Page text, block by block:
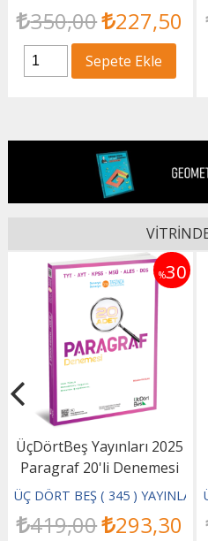
390,00 312,00
Sepete Ekle
%30
345 - TYT 25 li Fen
Bilimleri Deneme -
GÜNCEL BASKI
ÜÇ DÖRT BEŞ ( 345 ) YAYINLARI
419,00 293,30